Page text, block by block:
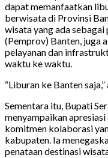
dapat memanfaatkan
berwisata di Provinsi
wisata yang ada
(Pemprov) Banten, juga
pelayanan dan
waktu ke waktu.
“Liburan ke Banten
Sementara itu, Bupati
menyampaikan
komitmen kolaborasi
kabupaten. Ia
penataan destinasi